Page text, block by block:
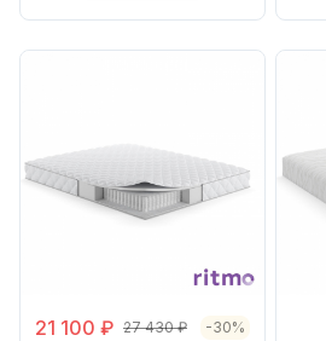
21 100 ₽ 27 430₽ -30%